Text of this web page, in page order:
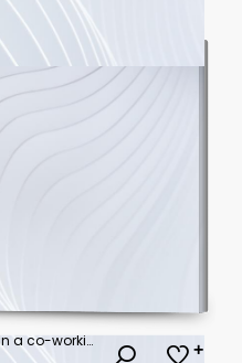
Mature businessman standing in a co-working space